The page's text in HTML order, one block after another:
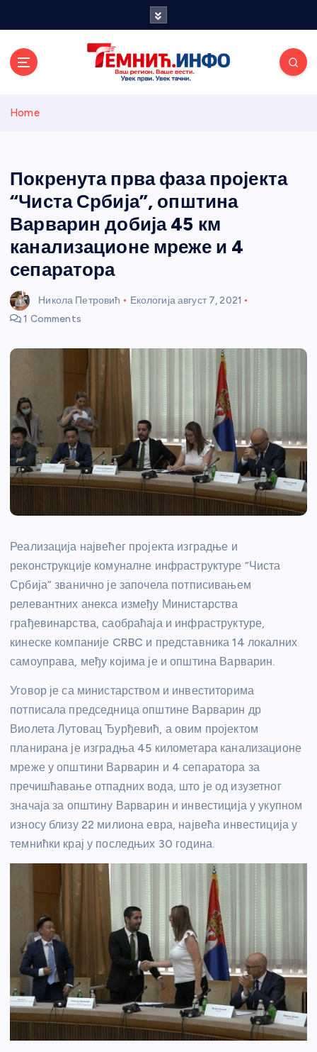
и портал
Home
Покренута прва фаза пројекта
“Чиста Србија”, општина
Варварин добија 45 км
канализационе мреже и 4
сепаратора
Никола Петровић Екологијаавгуст 7, 2021
1 Comments
Реализација највећег пројекта изградње и
реконструкције комуналне инфраструктуре “Чиста
Србија” званично је започела потписивањем
релевантних анекса између Министарства
грађевинарства, саобраћаја и инфраструктуре,
кинеске компаније CRBC и представника 14 локалних
самоуправа, међу којима је и општина Варварин.
Уговор је са министарством и инвеститорима
потписала председница општине Варварин др
Виолета Лутовац Ђурђевић, а овим пројектом
планирана је изградња 45 километара канализационе
мреже у општини Варварин и 4 сепаратора за
пречишћавање отпадних вода, што је од изузетног
значаја за општину Варварин и инвестиција у укупном
износу близу 22 милиона евра, највећа инвестиција у
темнићки крај у последњих 30 година.